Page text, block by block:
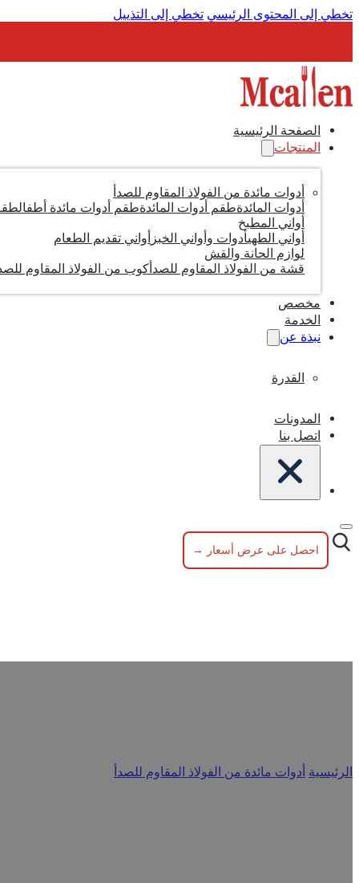
تخطي إلى المحتوى الرئيسي تخطي إلى التذييل
الصفحة الرئيسية
المنتجات
أدوات مائدة من الفولاذ المقاوم للصدأ
أدوات المائدةطقم أدوات المائدةطقم أدوات مائدة أطفال
أواني المطبخ
أواني الطهيأدوات وأواني الخبز أواني تقديم الطعام
لوازم الحانة والقش
قشة من الفولاذ المقاوم للصدأ كوب من الفولاذ المقاوم
مخصص
الخدمة
نبذة عن
القدرة
المدونات
اتصل بنا
احصل على عرض أسعار →
الرئيسية أدوات مائدة من الفولاذ المقاوم للصدأ